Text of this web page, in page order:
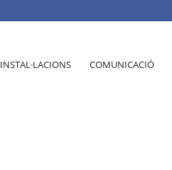
INSTAL·LACIONS COMUNICACIÓ